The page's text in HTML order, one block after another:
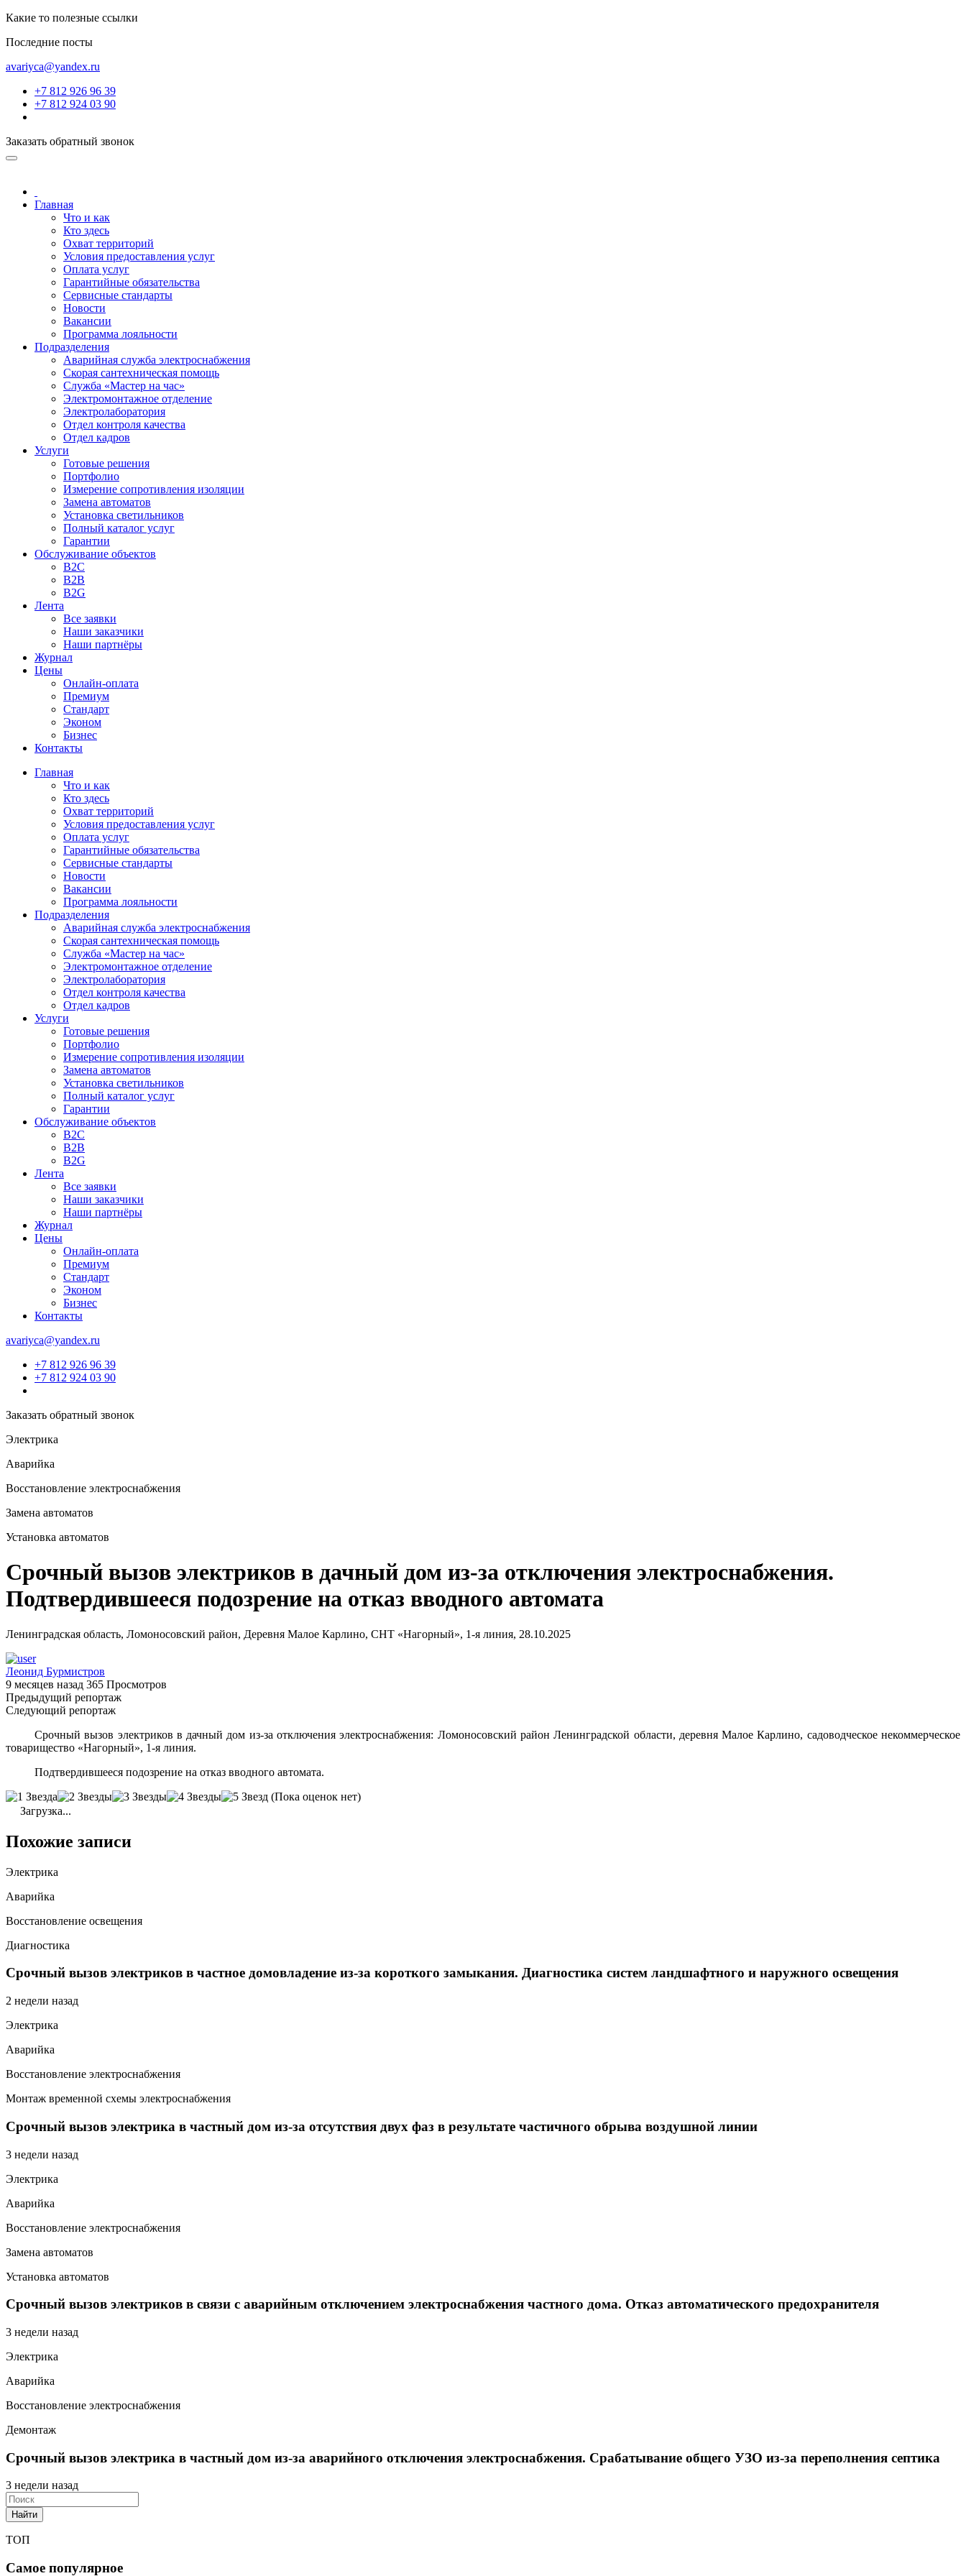
Какие то полезные ссылки
Последние посты
avariyca@yandex.ru
+7 812 926 96 39
+7 812 924 03 90
Заказать обратный звонок
Главная
Что и как
Кто здесь
Охват территорий
Условия предоставления услуг
Оплата услуг
Гарантийные обязательства
Сервисные стандарты
Новости
Вакансии
Программа лояльности
Подразделения
Аварийная служба электроснабжения
Скорая сантехническая помощь
Служба «Мастер на час»
Электромонтажное отделение
Электролаборатория
Отдел контроля качества
Отдел кадров
Услуги
Готовые решения
Портфолио
Измерение сопротивления изоляции
Замена автоматов
Установка светильников
Полный каталог услуг
Гарантии
Обслуживание объектов
B2C
B2B
B2G
Лента
Все заявки
Наши заказчики
Наши партнёры
Журнал
Цены
Онлайн-оплата
Премиум
Стандарт
Эконом
Бизнес
Контакты
Главная
Что и как
Кто здесь
Охват территорий
Условия предоставления услуг
Оплата услуг
Гарантийные обязательства
Сервисные стандарты
Новости
Вакансии
Программа лояльности
Подразделения
Аварийная служба электроснабжения
Скорая сантехническая помощь
Служба «Мастер на час»
Электромонтажное отделение
Электролаборатория
Отдел контроля качества
Отдел кадров
Услуги
Готовые решения
Портфолио
Измерение сопротивления изоляции
Замена автоматов
Установка светильников
Полный каталог услуг
Гарантии
Обслуживание объектов
B2C
B2B
B2G
Лента
Все заявки
Наши заказчики
Наши партнёры
Журнал
Цены
Онлайн-оплата
Премиум
Стандарт
Эконом
Бизнес
Контакты
avariyca@yandex.ru
+7 812 926 96 39
+7 812 924 03 90
Заказать обратный звонок
Электрика
Аварийка
Восстановление электроснабжения
Замена автоматов
Установка автоматов
Срочный вызов электриков в дачный дом из-за отключения электроснабжения.
Подтвердившееся подозрение на отказ вводного автомата
Ленинградская область, Ломоносовский район, Деревня Малое Карлино, СНТ «Нагорный», 1-я линия, 28.10.2025
Леонид Бурмистров
9 месяцев назад 365 Просмотров
Предыдущий репортаж
Следующий репортаж
Срочный вызов электриков в дачный дом из-за отключения электроснабжения: Ломоносовский район Ленинградской области, деревня Малое Карлино, садоводческое некоммерческое
товарищество «Нагорный», 1-я линия.
Подтвердившееся подозрение на отказ вводного автомата.
(Пока оценок нет)
Загрузка...
Похожие записи
Электрика
Аварийка
Восстановление освещения
Диагностика
Срочный вызов электриков в частное домовладение из-за короткого замыкания. Диагностика систем ландшафтного и наружного освещения
2 недели назад
Электрика
Аварийка
Восстановление электроснабжения
Монтаж временной схемы электроснабжения
Срочный вызов электрика в частный дом из-за отсутствия двух фаз в результате частичного обрыва воздушной линии
3 недели назад
Электрика
Аварийка
Восстановление электроснабжения
Замена автоматов
Установка автоматов
Срочный вызов электриков в связи с аварийным отключением электроснабжения частного дома. Отказ автоматического предохранителя
3 недели назад
Электрика
Аварийка
Восстановление электроснабжения
Демонтаж
Срочный вызов электрика в частный дом из-за аварийного отключения электроснабжения. Срабатывание общего УЗО из-за переполнения септика
3 недели назад
Найти
ТОП
Самое популярное